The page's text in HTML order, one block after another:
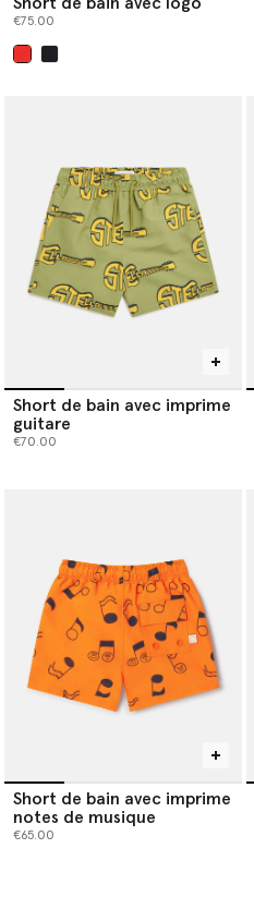
€75.00
Short de bain avec imprime
guitare
€70.00
Short de bain avec imprime
notes de musique
€65.00